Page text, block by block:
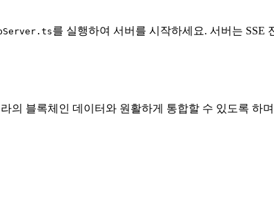
를 실행하여 서버를 시작하세요. 서버는 SSE
의 블록체인 데이터와 원활하게 통합할 수 있도록